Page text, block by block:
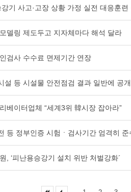
기 사고·고장 상황 가정 실전 대응훈련
델링 제도두고 지자체마다 해석 달라
검사 수수료 면제기간 연장
설 등 시설물 안전점검 결과 일반에 공
베이터업체 “세계3위 韓시장 잡아라”
등 정부인증 시험ㆍ검사기간 엄격히 준
, ‘피난용승강기 설치 위반 처벌강화´